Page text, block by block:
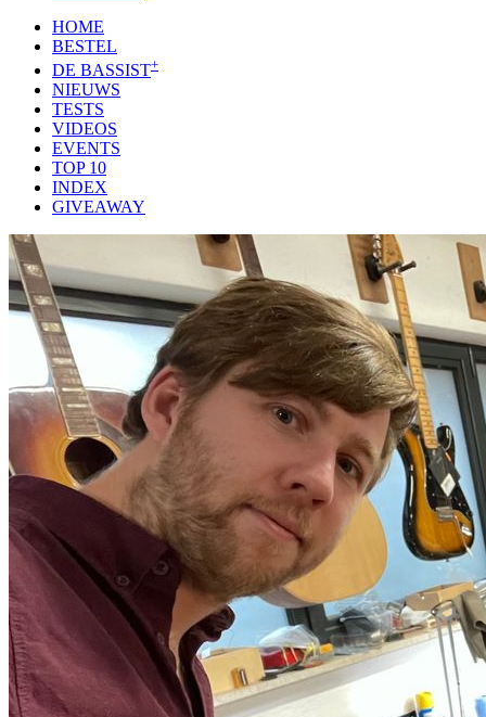
HOME
BESTEL
DE BASSIST+
NIEUWS
TESTS
VIDEOS
EVENTS
TOP 10
INDEX
GIVEAWAY